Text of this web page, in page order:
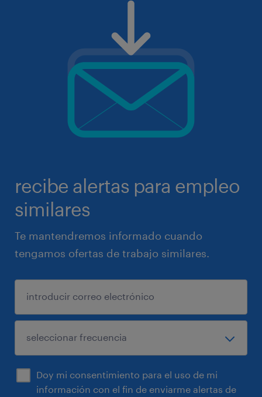
recibe alertas para empleo
similares
Te mantendremos informado cuando
tengamos ofertas de trabajo similares.
Doy mi consentimiento para el uso de mi
información con el fin de enviarme alertas de